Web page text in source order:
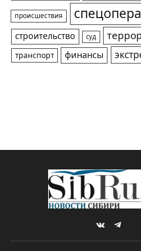
происшествия
строительство суд
транспорт финансы
VKontakte